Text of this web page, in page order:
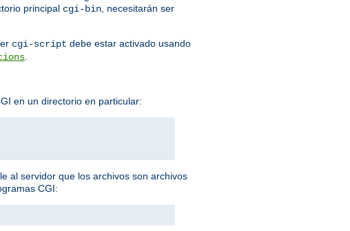
principal cgi-bin, necesitarán ser
cgi-script debe estar activado usando
.
en un directorio en particular:
al servidor que los archivos son archivos
CGI: